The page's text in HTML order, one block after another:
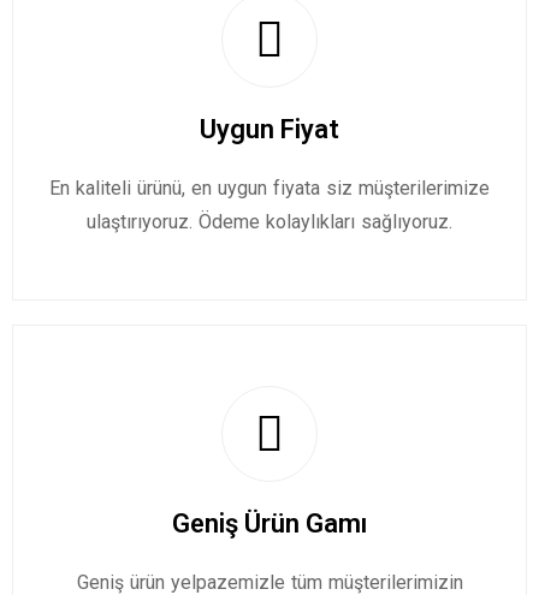
Uygun Fiyat
En kaliteli ürünü, en uygun fiyata siz müşterilerimize
ulaştırıyoruz. Ödeme kolaylıkları sağlıyoruz.
Geniş Ürün Gamı
Geniş ürün yelpazemizle tüm müşterilerimizin